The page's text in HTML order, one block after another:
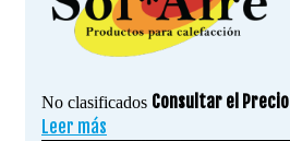
No clasificados Consultar el Precio
Leer más